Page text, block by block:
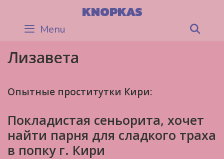
content
KNOPKAS
Menu
Лизавета
Опытные проститутки Кири:
Покладистая сеньорита, хочет
найти парня для сладкого траха
в попку г. Кири